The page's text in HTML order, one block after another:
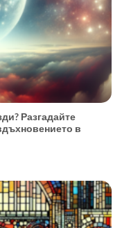
Разгадайте
в